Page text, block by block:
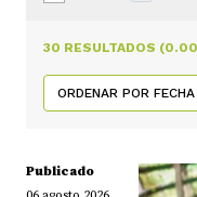
30 RESULTADOS
Publicado